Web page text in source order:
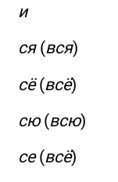
и
ся(вся)
сё(всё)
сю(всю)
се(всё)